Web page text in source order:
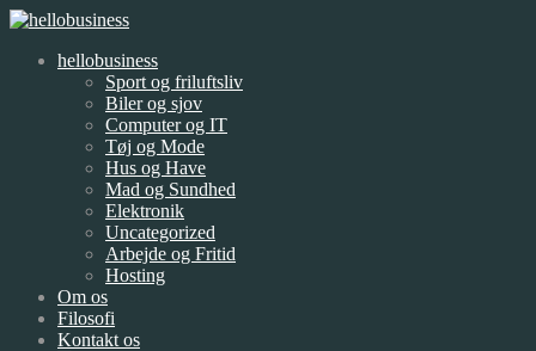
hellobusiness
Sport og friluftsliv
Biler og sjov
Computer og IT
Tøj og Mode
Hus og Have
Mad og Sundhed
Elektronik
Uncategorized
Arbejde og Fritid
Hosting
Om os
Filosofi
Kontakt os